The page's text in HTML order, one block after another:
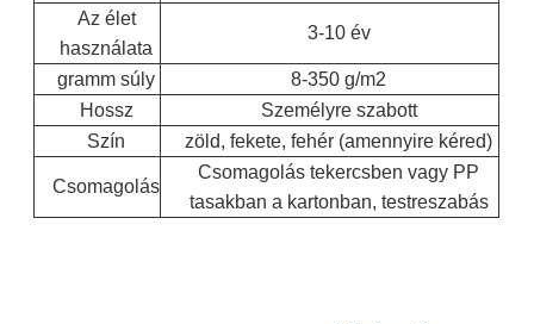
Az élet
használata
3-10 év
gramm súly
8-350 g/m2
Hossz
Személyre szabott
Szín
zöld, fekete, fehér (amennyire kéred)
Csomagolás
Csomagolás tekercsben vagy PP
tasakban a kartonban, testreszabás